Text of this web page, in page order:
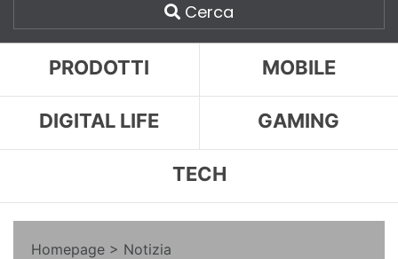
Cerca
PRODOTTI MOBILE
DIGITAL LIFE GAMING
TECH
Homepage > Notizia